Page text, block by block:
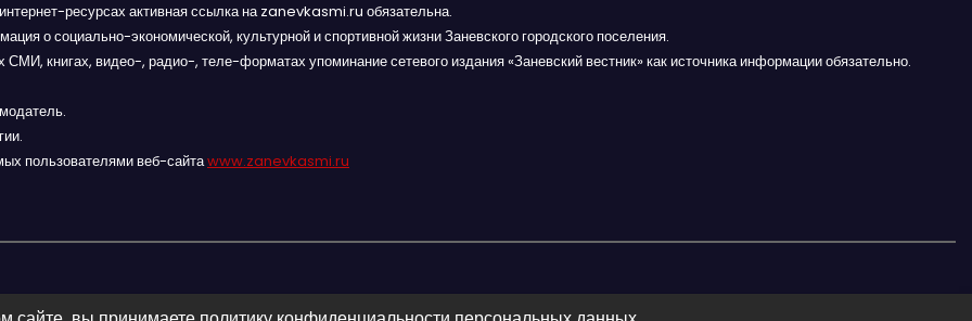
ресурсах активная ссылка на zanevkasmi.ru обязательна.
о социально-экономической, культурной и спортивной жизни Заневского городского поселения.
книгах, видео-, радио-, теле-форматах упоминание сетевого издания «Заневский вестник» как источника информации обязательно.
пользователями веб-сайтаwww.zanevkasmi.ru